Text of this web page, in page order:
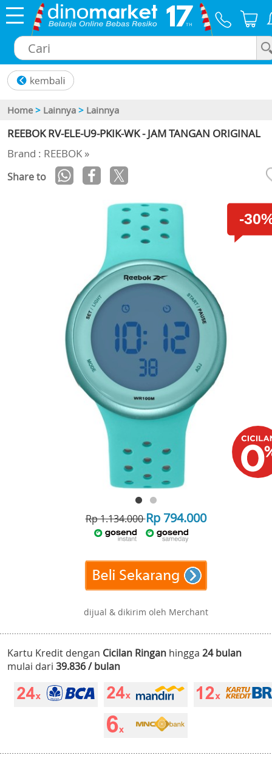
Home > Lainnya > Lainnya
REEBOK RV-ELE-U9-PKIK-WK - JAM TANGAN ORIGINAL
Brand : REEBOK »
Share to
-
Rp 1.134.000Rp 794.000
dijual & dikirim oleh Merchant
Kartu Kredit dengan Cicilan Ringan hingga 24 bulan
mulai dari 39.836 / bulan